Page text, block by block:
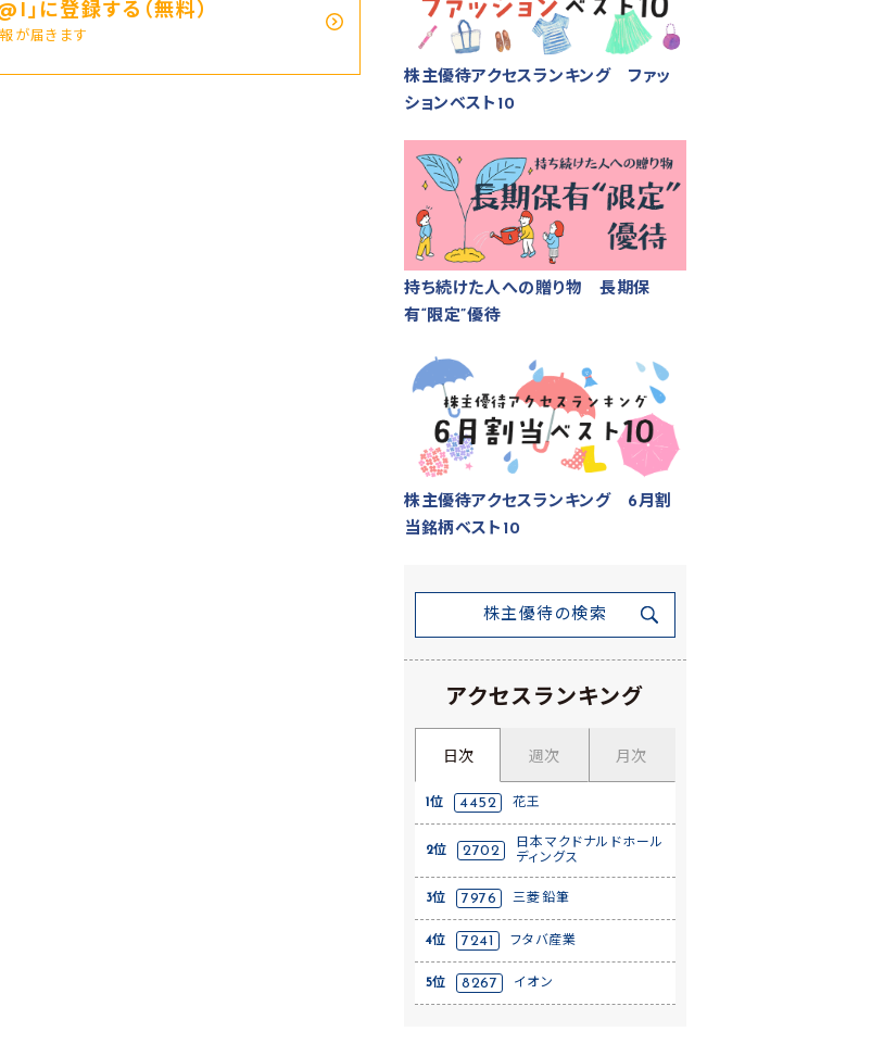
｣に登録する（無料）
が届きます
株主優待アクセスランキング ファッ
ションベスト10
持ち続けた人への贈り物 長期保
有“限定”優待
株主優待アクセスランキング 6月割
当銘柄ベスト10
株主優待の検索
アクセスランキング
日次 週次 月次
1位 4452 花王
2位 2702
日本マクドナルドホール
ディングス
3位 7976 三菱鉛筆
4位 7241 フタバ産業
5位 8267 イオン